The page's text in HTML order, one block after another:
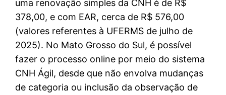
uma renovação simples da CNH é de R$
378,00, e com EAR, cerca de R$ 576,00
(valores referentes à UFERMS de julho de
2025). No Mato Grosso do Sul, é possível
fazer o processo online por meio do sistema
CNH Ágil, desde que não envolva mudanças
de categoria ou inclusão da observação de